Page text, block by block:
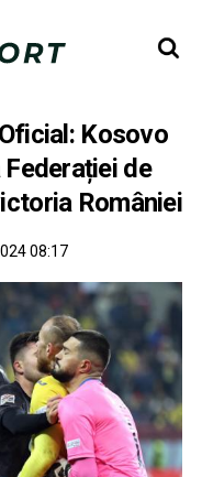
Oficial: Kosovo
de
României
08:17